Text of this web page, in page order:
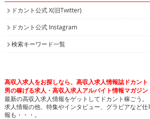
ドカント公式 X(旧Twitter)
ドカント公式 Instagram
検索キーワード一覧
高収入求人をお探しなら、高収入求人情報誌ドカント
男の稼げる求人・高収入求人アルバイト情報マガジン
最新の高収入求人情報をゲットしてドカント稼ごう。
求人情報の他、特集やインタビュー、グラビアなど
報も・・・。